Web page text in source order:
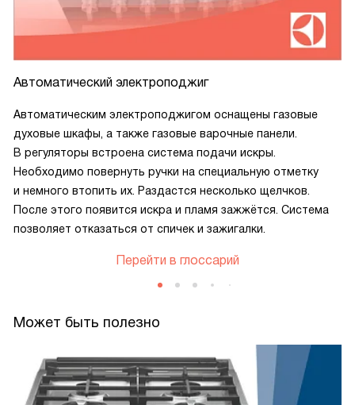
Автоматический электроподжиг
Автоматическим электроподжигом оснащены газовые
духовые шкафы, а также газовые варочные панели.
В регуляторы встроена система подачи искры.
Необходимо повернуть ручки на специальную отметку
и немного втопить их. Раздастся несколько щелчков.
После этого появится искра и пламя зажжётся. Система
позволяет отказаться от спичек и зажигалки.
Перейти в глоссарий
Может быть полезно